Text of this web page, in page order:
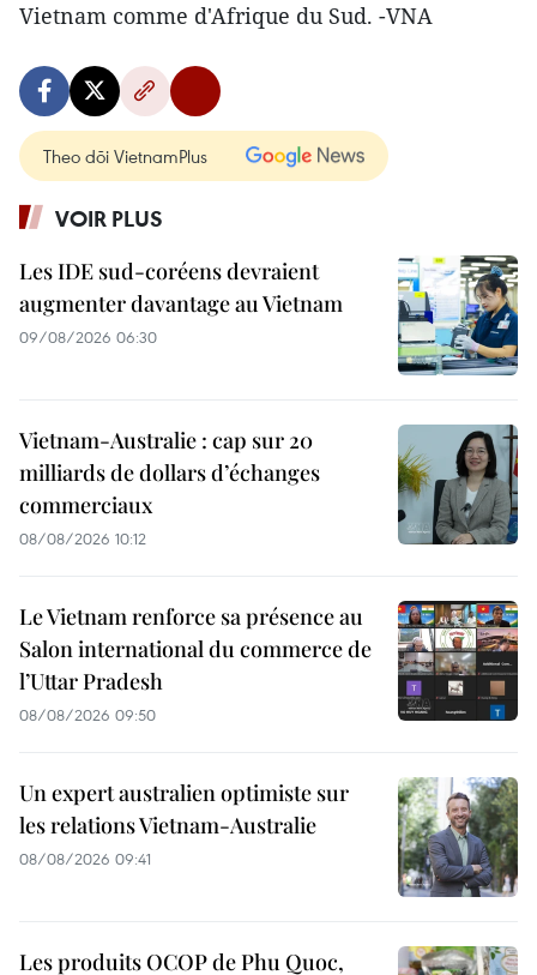
Vietnam comme d'Afrique du Sud. -VNA
Theo dõi VietnamPlus
VOIR PLUS
Les IDE sud-coréens devraient
augmenter davantage au Vietnam
09/08/2026 06:30
Vietnam-Australie : cap sur 20
milliards de dollars d’échanges
commerciaux
08/08/2026 10:12
Le Vietnam renforce sa présence au
Salon international du commerce de
l’Uttar Pradesh
08/08/2026 09:50
Un expert australien optimiste sur
les relations Vietnam-Australie
08/08/2026 09:41
Les produits OCOP de Phu Quoc,